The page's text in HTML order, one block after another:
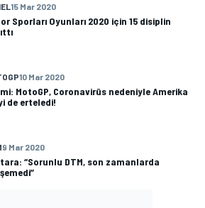
15 Mar 2020
Sporları Oyunları 2020 için 15 disiplin
10 Mar 2020
MotoGP, Coronavirüs nedeniyle Amerika
de erteledi!
9 Mar 2020
“Sorunlu DTM, son zamanlarda